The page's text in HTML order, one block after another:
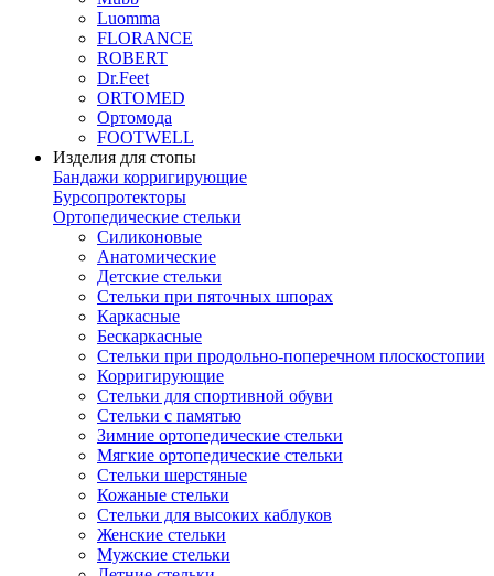
Luomma
FLORANCE
ROBERT
Dr.Feet
ORTOMED
Ортомода
FOOTWELL
Изделия для стопы
Бандажи корригирующие
Бурсопротекторы
Ортопедические стельки
Силиконовые
Анатомические
Детские стельки
Стельки при пяточных шпорах
Каркасные
Бескаркасные
Стельки при продольно-поперечном плоскостопии
Корригирующие
Стельки для спортивной обуви
Стельки с памятью
Зимние ортопедические стельки
Мягкие ортопедические стельки
Стельки шерстяные
Кожаные стельки
Стельки для высоких каблуков
Женские стельки
Мужские стельки